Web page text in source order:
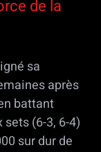
de la
sa
après
battant
(6-3, 6-4)
sur dur de